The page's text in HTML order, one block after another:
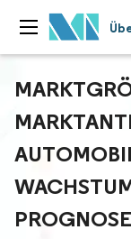
UTOMOBIL-
ROGNOSE